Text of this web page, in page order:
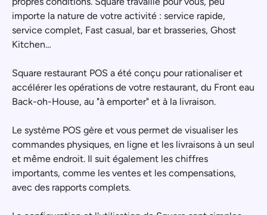
importe la nature de votre activité : service rapide,
service complet, Fast casual, bar et brasseries, Ghost
Kitchen…
Square restaurant POS a été conçu pour rationaliser et
accélérer les opérations de votre restaurant, du Front eau
Back-oh-House, au "à emporter" et à la livraison. ​​
Le système POS gère et vous permet de visualiser les
commandes physiques, en ligne et les livraisons à un seul
et même endroit. Il suit également les chiffres
importants, comme les ventes et les compensations,
avec des rapports complets.